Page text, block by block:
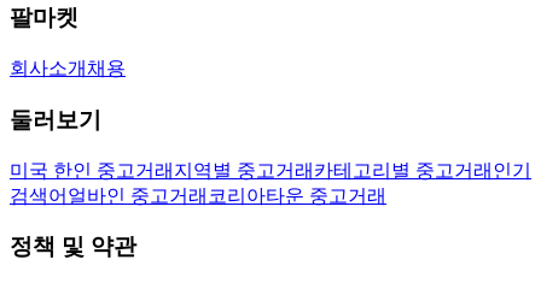
팔마켓
회사소개 채용
둘러보기
미국 한인 중고거래 지역별 중고거래 카테고리별 중고거래 인기
검색어 얼바인 중고거래 코리아타운 중고거래
정책 및 약관